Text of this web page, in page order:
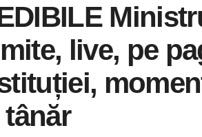
live, pe